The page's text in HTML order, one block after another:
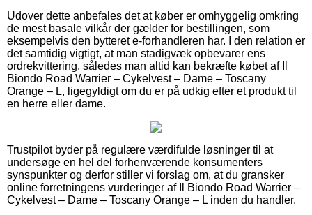
Udover dette anbefales det at køber er omhyggelig omkring
de mest basale vilkår der gælder for bestillingen, som
eksempelvis den bytteret e-forhandleren har. I den relation er
det samtidig vigtigt, at man stadigvæk opbevarer ens
ordrekvittering, således man altid kan bekræfte købet af Il
Biondo Road Warrier – Cykelvest – Dame – Toscany
Orange – L, ligegyldigt om du er på udkig efter et produkt til
en herre eller dame.
Trustpilot byder på regulære værdifulde løsninger til at
undersøge en hel del forhenværende konsumenters
synspunkter og derfor stiller vi forslag om, at du gransker
online forretningens vurderinger af Il Biondo Road Warrier –
Cykelvest – Dame – Toscany Orange – L inden du handler.